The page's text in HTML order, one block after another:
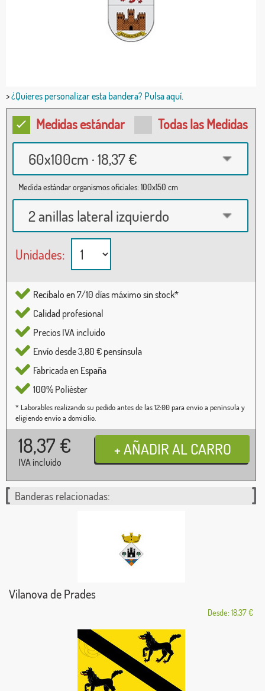
>¿Quieres personalizar esta bandera? Pulsa aquí.
Medidas estándar Todas las Medidas
60x100cm · 18,37 €
Medida estándar organismos oficiales: 100x150 cm
2 anillas lateral izquierdo
Unidades:
Recíbalo en 7/10 días máximo sin stock*
Calidad profesional
Precios IVA incluido
Envío desde 3,80 € pensínsula
Fabricada en España
100% Poliéster
* Laborables realizando su pedido antes de las 12:00 para envío a península y
eligiendo envío a domicilio.
18,37 €
IVA incluido
Banderas relacionadas:
Vilanova de Prades
Desde: 18,37 €